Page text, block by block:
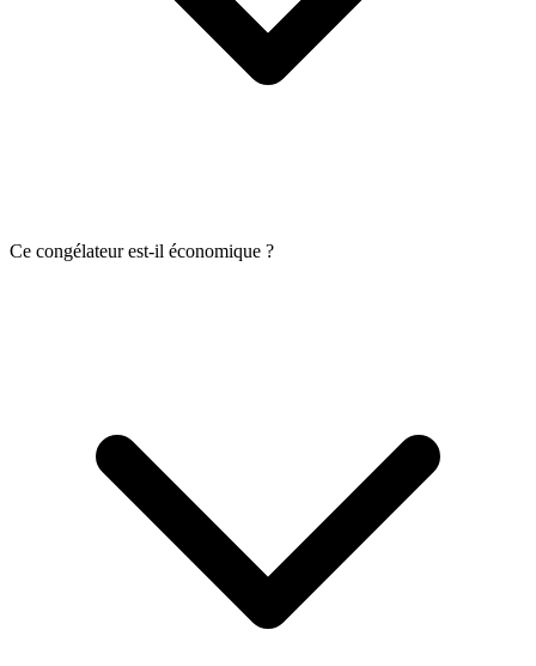
Ce congélateur est-il économique ?